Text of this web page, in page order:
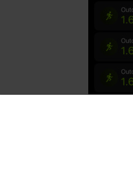
habíamos corrido algunos
una milla (1.6 km)